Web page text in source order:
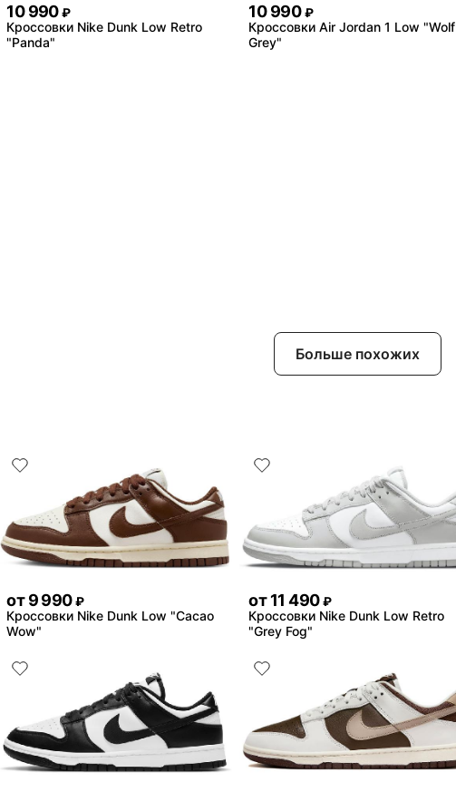
10 990 ₽
Кроссовки Nike Dunk Low Retro
"Panda"
10 990 ₽
Кроссовки Air Jordan 1 Low "Wolf
Grey"
Больше похожих
от 9 990 ₽
Кроссовки Nike Dunk Low "Cacao
Wow"
от 11 490 ₽
Кроссовки Nike Dunk Low Retro
"Grey Fog"